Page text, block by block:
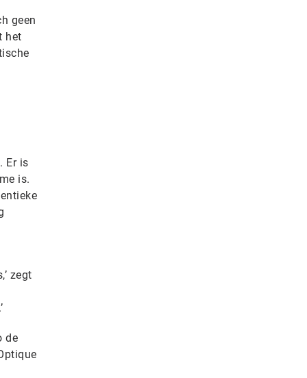
geen
het
Er is
is.
zegt
de